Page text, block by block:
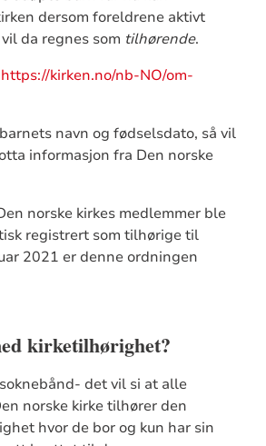
dersom foreldrene aktivt
da regnes som tilhørende.
https://kirken.no/nb-NO/om-
navn og fødselsdato, så vil
informasjon fra Den norske
norske kirkes medlemmer ble
registrert som tilhørige til
2021 er denne ordningen
kirketilhørighet?
det vil si at alle
norske kirke tilhører den
hvor de bor og kun har sin